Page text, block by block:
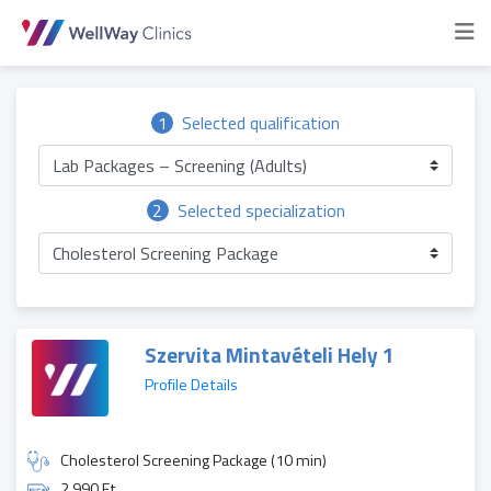
1 Selected qualification
Lab Packages – Screening (Adults)
2
Selected specialization
Cholesterol Screening Package
Szervita Mintavételi Hely 1
Profile Details
Cholesterol Screening Package (10 min)